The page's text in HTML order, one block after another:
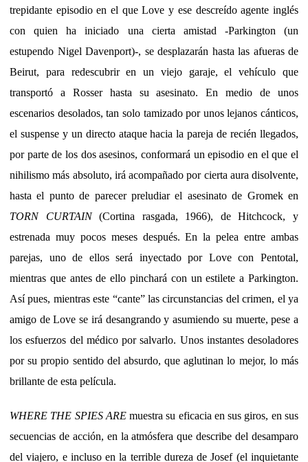
trepidante episodio en el que Love y ese descreído agente inglés
con quien ha iniciado una cierta amistad -Parkington (un
estupendo Nigel Davenport)-, se desplazarán hasta las afueras de
Beirut, para redescubrir en un viejo garaje, el vehículo que
transportó a Rosser hasta su asesinato. En medio de unos
escenarios desolados, tan solo tamizado por unos lejanos cánticos,
el suspense y un directo ataque hacia la pareja de recién llegados,
por parte de los dos asesinos, conformará un episodio en el que el
nihilismo más absoluto, irá acompañado por cierta aura disolvente,
hasta el punto de parecer preludiar el asesinato de Gromek en
TORN CURTAIN(Cortina rasgada, 1966), de Hitchcock, y
estrenada muy pocos meses después. En la pelea entre ambas
parejas, uno de ellos será inyectado por Love con Pentotal,
mientras que antes de ello pinchará con un estilete a Parkington.
Así pues, mientras este “cante” las circunstancias del crimen, el ya
amigo de Love se irá desangrando y asumiendo su muerte, pese a
los esfuerzos del médico por salvarlo. Unos instantes desoladores
por su propio sentido del absurdo, que aglutinan lo mejor, lo más
brillante de esta película.
WHERE THE SPIES AREmuestra su eficacia en sus giros, en sus
secuencias de acción, en la atmósfera que describe del desamparo
del viajero, e incluso en la terrible dureza de Josef (el inquietante